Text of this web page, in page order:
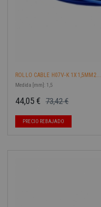
ROLLO CABLE H07V-K 1X1,5MM2...
Medida [mm]: 1,5
73,42 €
44,05 €
PRECIO REBAJADO